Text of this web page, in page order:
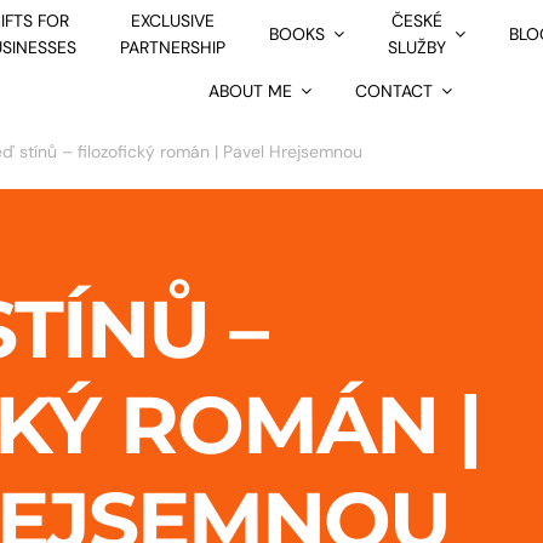
FOR
EXCLUSIVE
PARTNERSHIP
BOOKS
ČESKÉ
SLUŽBY
ABOUT ME CONTACT
stínů – filozofický román | Pavel Hrejsemnou
–
ROMÁN |